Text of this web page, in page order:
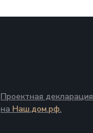
Проектная декларация
на Наш.дом.рф.